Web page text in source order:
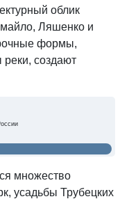
облик
Ляшенко и
формы,
создают
множество
усадьбы Трубецких